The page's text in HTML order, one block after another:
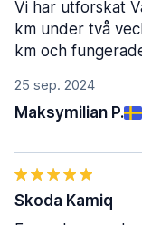
25 sep. 2024
Maksymilian P.
Vi har utforskat
km under två
km och
Skoda Kamiq